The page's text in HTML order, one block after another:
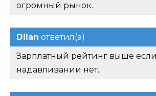
огромный рынок.
Dilan ответил(а)
Зарплатный рейтинг выше
надавливании нет.